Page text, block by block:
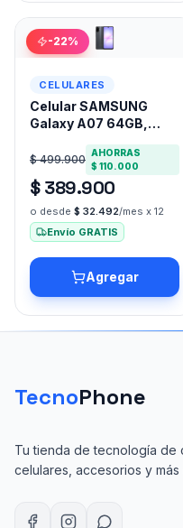
-22%
CELULARES
Celular SAMSUNG
Galaxy A07 64GB,
$ 499.900 AHORRAS
$ 110.000
$ 389.900
o desde $ 32.492/mes x 12
Envío GRATIS
Agregar
TecnoPhone
Tu tienda de tecnología de
celulares, accesorios y